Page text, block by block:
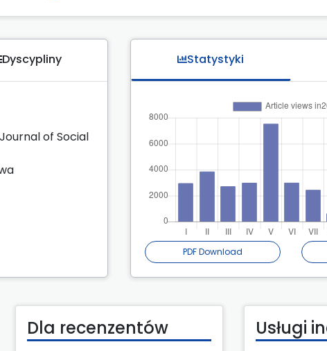
Dyscypliny
of Social
Statystyki
PDF Download
Dla recenzentów Usługi